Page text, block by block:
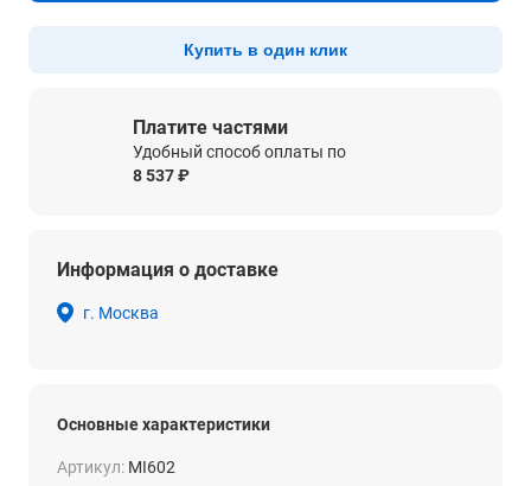
Купить в один клик
Платите частями
Удобный способ оплаты по
8 537 ₽
Информация о доставке
г. Москва
Основные характеристики
Артикул: MI602